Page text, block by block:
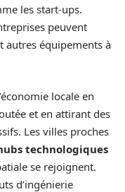
les start-ups.
peuvent
autres équipements à
locale en
et en attirant des
Les villes proches
technologiques
se rejoignent.
d’ingénierie